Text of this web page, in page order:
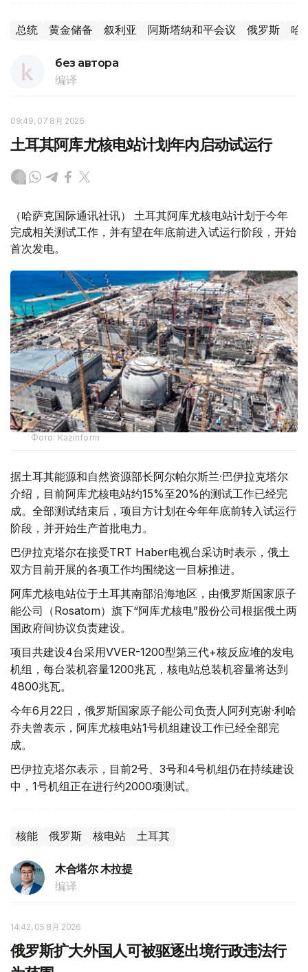
总统 黄金储备 叙利亚 阿斯塔纳和平会议 俄罗斯 哈
без автора
编译
09:49, 07 8月 2026
土耳其阿库尤核电站计划年内启动试运行
（哈萨克国际通讯社讯） 土耳其阿库尤核电站计划于今年
完成相关测试工作，并有望在年底前进入试运行阶段，开始
首次发电。
Фото: Kazinform
据土耳其能源和自然资源部长阿尔帕尔斯兰·巴伊拉克塔尔
介绍，目前阿库尤核电站约15%至20%的测试工作已经完
成。全部测试结束后，项目方计划在今年年底前转入试运行
阶段，并开始生产首批电力。
巴伊拉克塔尔在接受TRT Haber电视台采访时表示，俄土
双方目前开展的各项工作均围绕这一目标推进。
阿库尤核电站位于土耳其南部沿海地区，由俄罗斯国家原子
能公司（Rosatom）旗下“阿库尤核电”股份公司根据俄土两
国政府间协议负责建设。
项目共建设4台采用VVER-1200型第三代+核反应堆的发电
机组，每台装机容量1200兆瓦，核电站总装机容量将达到
4800兆瓦。
今年6月22日，俄罗斯国家原子能公司负责人阿列克谢·利哈
乔夫曾表示，阿库尤核电站1号机组建设工作已经全部完
成。
巴伊拉克塔尔表示，目前2号、3号和4号机组仍在持续建设
中，1号机组正在进行约2000项测试。
核能 俄罗斯 核电站 土耳其
木合塔尔 木拉提
编译
14:42, 05 8月 2026
俄罗斯扩大外国人可被驱逐出境行政违法行